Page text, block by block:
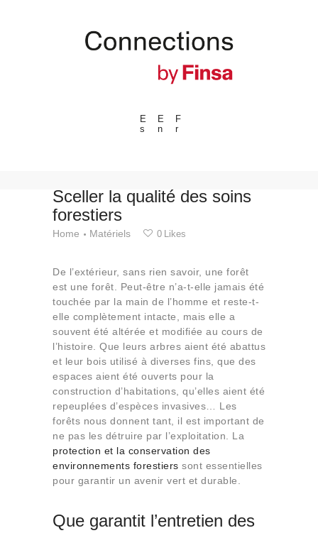
E
s
E
n
F
r
---ENLACES---
Événements
Espaces
Matériels
Connexion avec
Collaborations
Qui sommes-nous
Contact
Sceller la qualité des soins
forestiers
Home Matériels 0 Likes
De l’extérieur, sans rien savoir, une forêt
est une forêt. Peut-être n’a-t-elle jamais été
touchée par la main de l’homme et reste-t-
elle complètement intacte, mais elle a
souvent été altérée et modifiée au cours de
l’histoire. Que leurs arbres aient été abattus
et leur bois utilisé à diverses fins, que des
espaces aient été ouverts pour la
construction d’habitations, qu’elles aient été
repeuplées d’espèces invasives… Les
forêts nous donnent tant, il est important de
ne pas les détruire par l’exploitation. La
protection et la conservation des
environnements forestiers sont essentielles
pour garantir un avenir vert et durable.
Que garantit l’entretien des